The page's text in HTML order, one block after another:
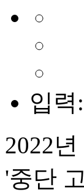
입력
2022
'중단